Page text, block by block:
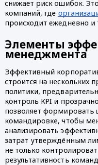
снижает риск ошибок.
компаний, где
происходит ежедневно и
Элементы
менеджмента
Эффективный
строится на нескольких
политики,
контроль KPI и
позволяет формировать
командировке, чтобы
анализировать
затрат утверждённым
не только
результативность